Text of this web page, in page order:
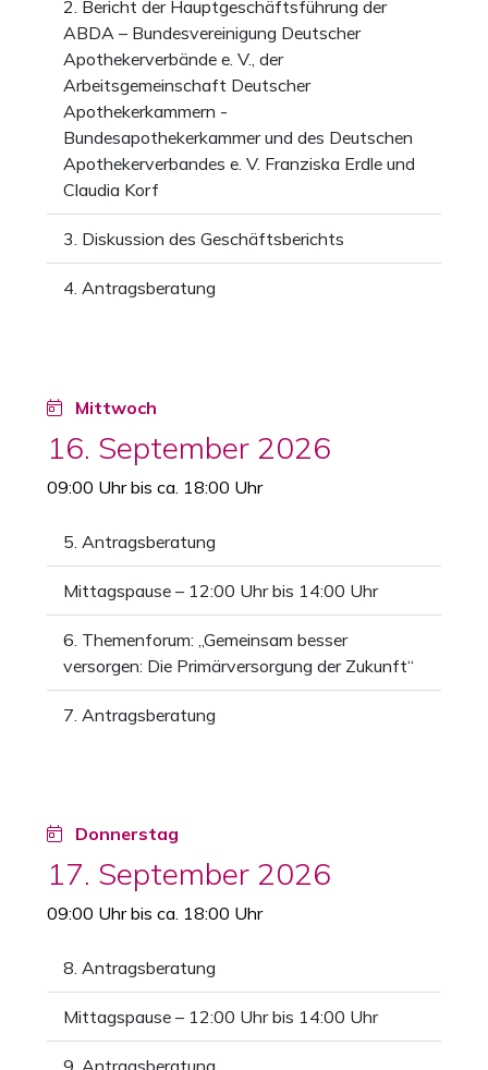
2. Bericht der Hauptgeschäftsführung der
ABDA – Bundesvereinigung Deutscher
Apothekerverbände e. V., der
Arbeitsgemeinschaft Deutscher
Apothekerkammern -
Bundesapothekerkammer und des Deutschen
Apothekerverbandes e. V. Franziska Erdle und
Claudia Korf
3. Diskussion des Geschäftsberichts
4. Antragsberatung
Mittwoch
16. September 2026
09:00 Uhr bis ca. 18:00 Uhr
5. Antragsberatung
Mittagspause – 12:00 Uhr bis 14:00 Uhr
6. Themenforum: „Gemeinsam besser
versorgen: Die Primärversorgung der Zukunft“
7. Antragsberatung
Donnerstag
17. September 2026
09:00 Uhr bis ca. 18:00 Uhr
8. Antragsberatung
Mittagspause – 12:00 Uhr bis 14:00 Uhr
9. Antragsberatung